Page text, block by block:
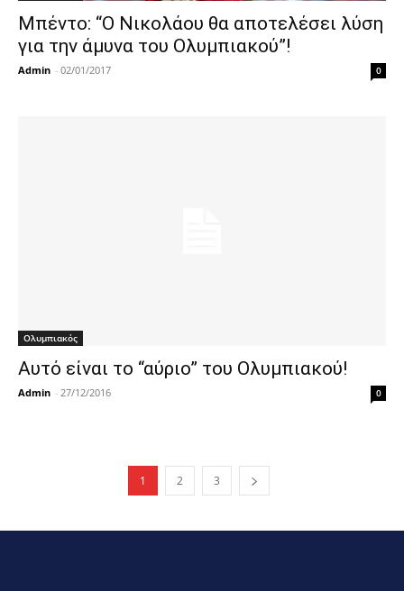
Μπέντο: “Ο Νικολάου θα αποτελέσει λύση
για την άμυνα του Ολυμπιακού”!
Admin - 02/01/2017 0
Ολυμπιακός
Αυτό είναι το “αύριο” του Ολυμπιακού!
Admin - 27/12/2016 0
1 2 3